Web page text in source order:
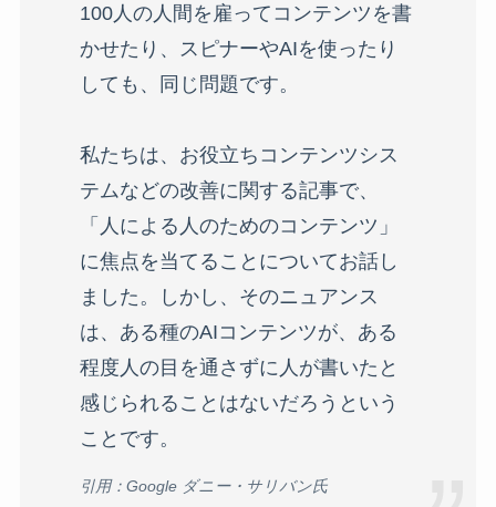
100人の人間を雇ってコンテンツを書
かせたり、スピナーやAIを使ったり
しても、同じ問題です。
私たちは、お役立ちコンテンツシス
テムなどの改善に関する記事で、
「人による人のためのコンテンツ」
に焦点を当てることについてお話し
ました。しかし、そのニュアンス
は、ある種のAIコンテンツが、ある
程度人の目を通さずに人が書いたと
感じられることはないだろうという
ことです。
引用：Google ダニー・サリバン氏